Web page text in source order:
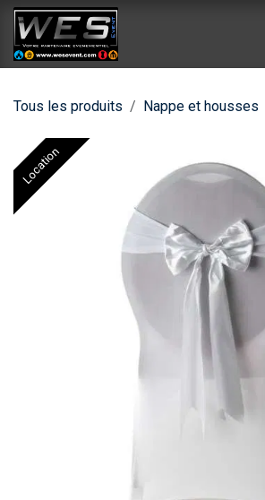
Se rendre au contenu
Tous les produits Nappe et housses
Location